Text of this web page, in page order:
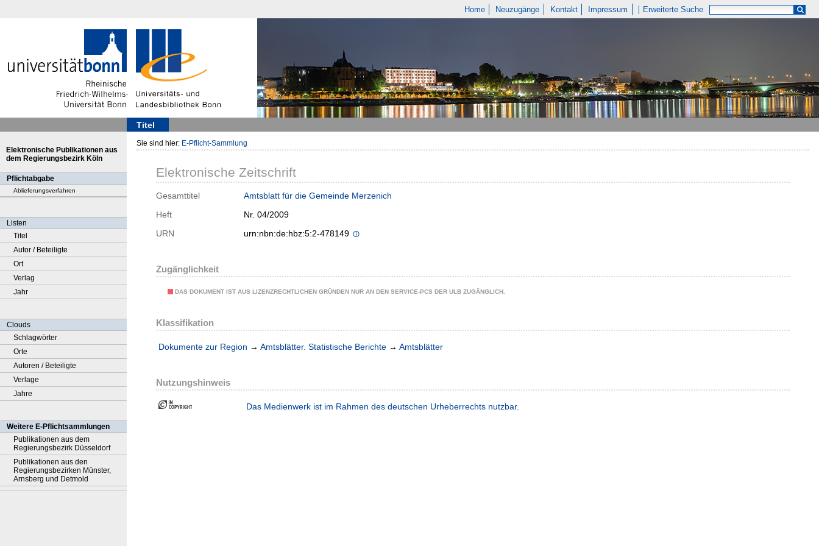
Home Neuzugänge Kontakt Impressum Erweiterte Suche
Titel
Elektronische Publikationen aus
dem Regierungsbezirk Köln
Pflichtabgabe
Ablieferungsverfahren
Listen
Titel
Autor / Beteiligte
Ort
Verlag
Jahr
Clouds
Schlagwörter
Orte
Autoren / Beteiligte
Verlage
Jahre
Weitere E-Pflichtsammlungen
Publikationen aus dem
Regierungsbezirk Düsseldorf
Publikationen aus den
Regierungsbezirken Münster,
Arnsberg und Detmold
Sie sind hier: E-Pflicht-Sammlung
Elektronische Zeitschrift
Gesamttitel
Amtsblatt für die Gemeinde Merzenich
Heft
Nr. 04/2009
URN
urn:nbn:de:hbz:5:2-478149
Zugänglichkeit
DAS DOKUMENT IST AUS LIZENZRECHTLICHEN GRÜNDEN NUR AN DEN SERVICE-PCS DER ULB ZUGÄNGLICH.
Klassifikation
Dokumente zur Region → Amtsblätter. Statistische Berichte → Amtsblätter
Nutzungshinweis
Das Medienwerk ist im Rahmen des deutschen Urheberrechts nutzbar.